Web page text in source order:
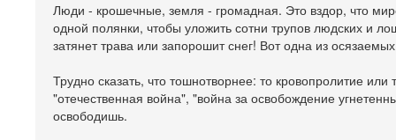
Люди - крошечные, земля - громадная. Это вздор, что
одной полянки, чтобы уложить сотни трупов людских и
затянет трава или запорошит снег! Вот одна из
Трудно сказать, что тошнотворнее: то кровопролитие
"отечественная война", "война за освобождение
освободишь.